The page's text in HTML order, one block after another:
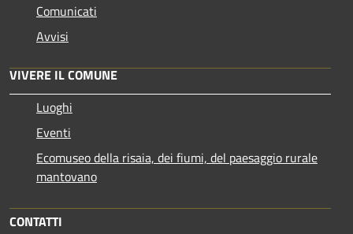
Comunicati
Avvisi
VIVERE IL COMUNE
Luoghi
Eventi
Ecomuseo della risaia, dei fiumi, del paesaggio rurale
mantovano
CONTATTI